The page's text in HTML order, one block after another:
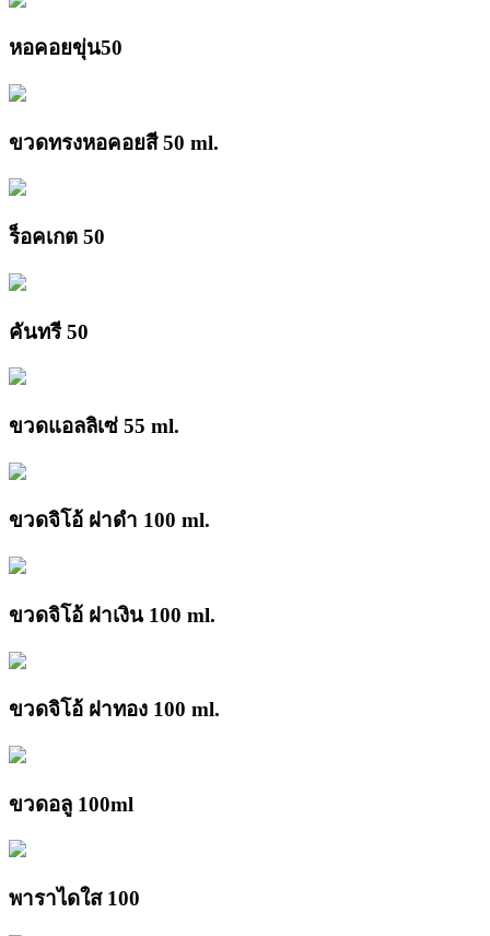
หอคอยขุ่น50
ขวดทรงหอคอยสี 50 ml.
ร็อคเกต 50
คันทรี 50
ขวดแอลลิเซ่ 55 ml.
ขวดจิโอ้ ฝาดำ 100 ml.
ขวดจิโอ้ ฝาเงิน 100 ml.
ขวดจิโอ้ ฝาทอง 100 ml.
ขวดอลู 100ml
พาราไดใส 100